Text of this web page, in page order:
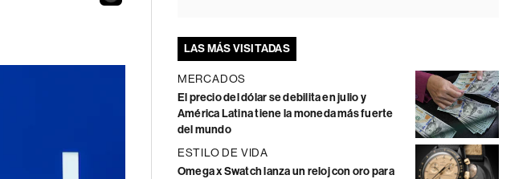
LAS MÁS VISITADAS
MERCADOS
El precio del dólar se debilita en julio y
América Latina tiene la moneda más fuerte
del mundo
ESTILO DE VIDA
Omega x Swatch lanza un reloj con oro para